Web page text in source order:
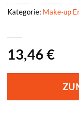
13,46 €
Kategorie: Make-up